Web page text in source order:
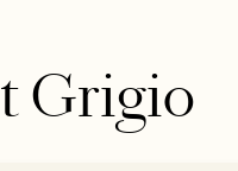
Grigio